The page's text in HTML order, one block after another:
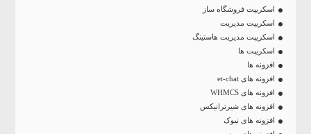
اسکریپت فروشگاه ساز
اسکریپت مدیریت
اسکریپت مدیریت هاستینگ
اسکریپت ها
افزونه ها
افزونه های et-chat
افزونه های WHMCS
افزونه های شیرترانیکس
افزونه های نیوک